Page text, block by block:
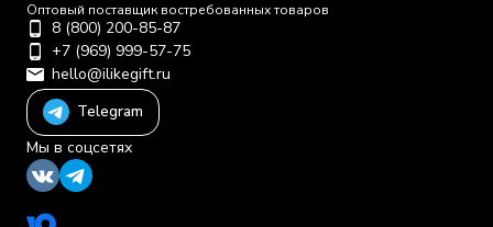
Оптовый поставщик востребованных товаров
8 (800) 200-85-87
+7 (969) 999-57-75
hello@ilikegift.ru
Telegram
Мы в соцсетях